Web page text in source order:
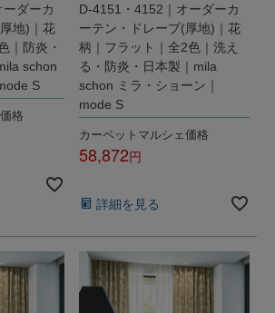
ダーカ
地)｜花
｜防炎・
schon
S
格
D-4151・4152｜オーダーカ
ーテン・ドレープ(厚地)｜花
柄｜フラット｜全2色｜洗え
る・防炎・日本製｜mila
schon ミラ・ショーン｜
mode S
カーペットマルシェ価格
58,872
詳細を見る